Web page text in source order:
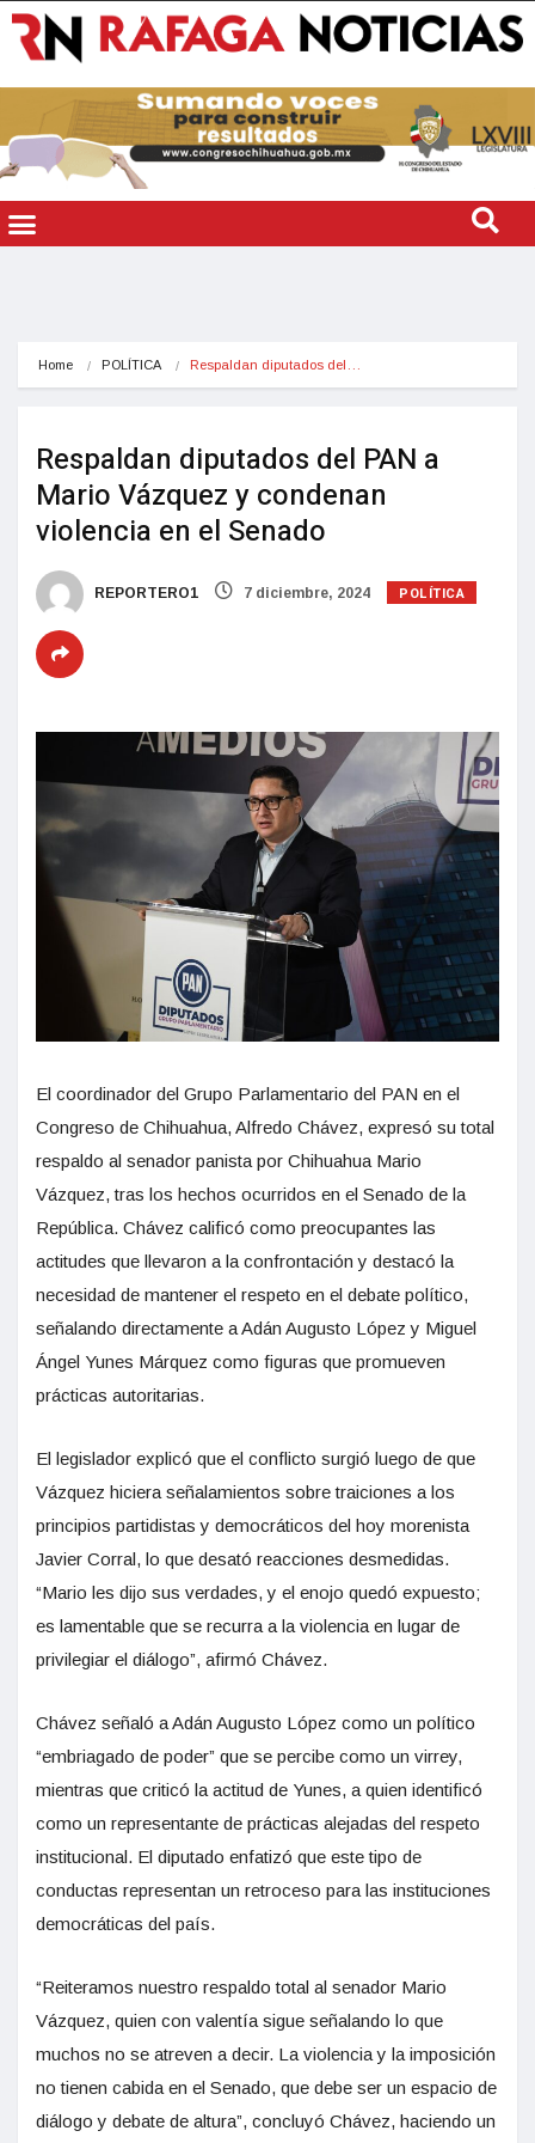
Home POLÍTICA Respaldan diputados del…
Respaldan diputados del PAN a
Mario Vázquez y condenan
violencia en el Senado
REPORTERO1 7 diciembre, 2024 POLÍTICA
El coordinador del Grupo Parlamentario del PAN en el
Congreso de Chihuahua, Alfredo Chávez, expresó su total
respaldo al senador panista por Chihuahua Mario
Vázquez, tras los hechos ocurridos en el Senado de la
República. Chávez calificó como preocupantes las
actitudes que llevaron a la confrontación y destacó la
necesidad de mantener el respeto en el debate político,
señalando directamente a Adán Augusto López y Miguel
Ángel Yunes Márquez como figuras que promueven
prácticas autoritarias.
El legislador explicó que el conflicto surgió luego de que
Vázquez hiciera señalamientos sobre traiciones a los
principios partidistas y democráticos del hoy morenista
Javier Corral, lo que desató reacciones desmedidas.
“Mario les dijo sus verdades, y el enojo quedó expuesto;
es lamentable que se recurra a la violencia en lugar de
privilegiar el diálogo”, afirmó Chávez.
Chávez señaló a Adán Augusto López como un político
“embriagado de poder” que se percibe como un virrey,
mientras que criticó la actitud de Yunes, a quien identificó
como un representante de prácticas alejadas del respeto
institucional. El diputado enfatizó que este tipo de
conductas representan un retroceso para las instituciones
democráticas del país.
“Reiteramos nuestro respaldo total al senador Mario
Vázquez, quien con valentía sigue señalando lo que
muchos no se atreven a decir. La violencia y la imposición
no tienen cabida en el Senado, que debe ser un espacio de
diálogo y debate de altura”, concluyó Chávez, haciendo un